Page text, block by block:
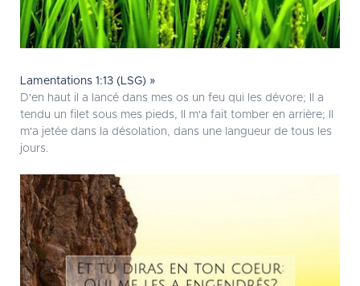
Lamentations 1:13 (LSG) »
D'en haut il a lancé dans mes os un feu qui les dévore; Il a
tendu un filet sous mes pieds, Il m'a fait tomber en arrière; Il
m'a jetée dans la désolation, dans une langueur de tous les
jours.